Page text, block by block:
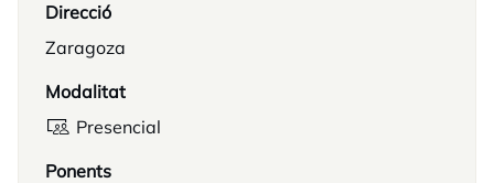
Direcció
Zaragoza
Modalitat
Presencial
Ponents